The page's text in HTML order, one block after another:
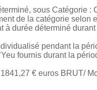
sous Catégorie
de la catégorie
à durée déterminé
pendant la
fournis durant la
€ euros BRUT/